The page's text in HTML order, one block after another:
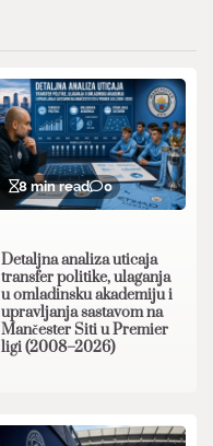
8 min read 0
Detaljna analiza uticaja
transfer politike, ulaganja
u omladinsku akademiju i
upravljanja sastavom na
Mančester Siti u Premier
ligi (2008–2026)